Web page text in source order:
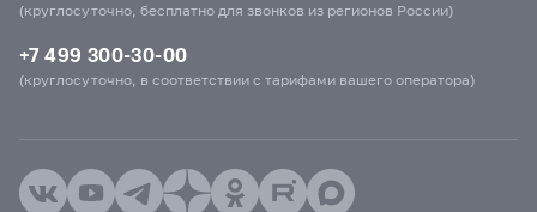
(круглосуточно, бесплатно для звонков из регионов России)
+7 499 300-30-00
(круглосуточно, в соответствии с тарифами вашего оператора)